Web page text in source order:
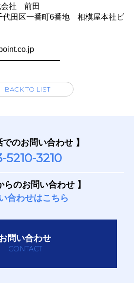
会社 前田
田区一番町6番地 相模屋本社ビ
BACK TO LIST
でのお問い合わせ 】
5210-3210
らのお問い合わせ 】
合わせはこちら
問い合わせ
CONTACT